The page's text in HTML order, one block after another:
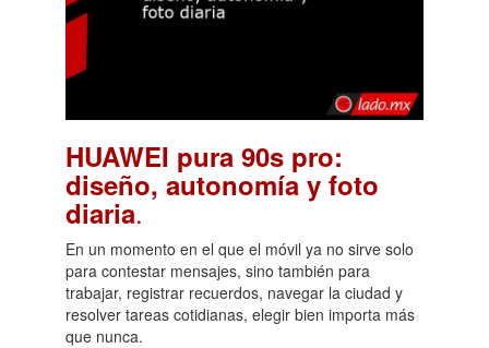
HUAWEI pura 90s pro:
diseño, autonomía y foto
diaria.
En un momento en el que el móvil ya no sirve solo
para contestar mensajes, sino también para
trabajar, registrar recuerdos, navegar la ciudad y
resolver tareas cotidianas, elegir bien importa más
que nunca.